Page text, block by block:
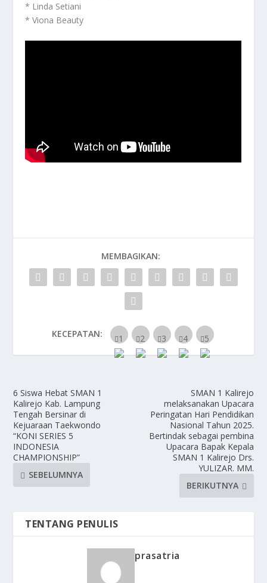
* Linda Setiani
* Viona Beauty
MEMBAGIKAN:
KECEPATAN:
6 Siswa Hebat SMAN 1
Kalirejo Kab. Lampung
Tengah Bersinar di
Kejuaraan Taekwondo
“KONI SERIES 5
INDONESIA
CHAMPIONSHIP”
SEBELUMNYA
SMAN 1 Kalirejo
melaksanakan Upacara
Peringatan Hari Pendidikan
Nasional Tahun 2025.
Bertindak sebagai pembina
Upacara Bapak Kepala
SMAN 1 Kalirejo Drs.
YULIZAR. MM.
BERIKUTNYA
TENTANG PENULIS
prasatria